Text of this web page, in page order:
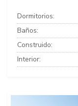
Dormitorios:
Baños:
Construido:
Interior: